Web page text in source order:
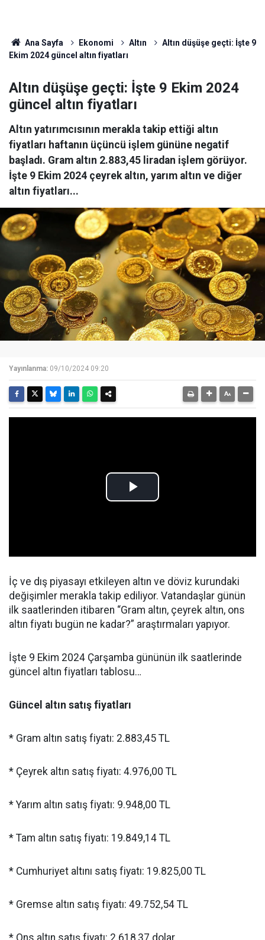
Ana Sayfa Ekonomi Altın
Altın düşüşe geçti: İşte 9
Ekim 2024 güncel altın fiyatları
Altın düşüşe geçti: İşte 9 Ekim 2024
güncel altın fiyatları
Altın yatırımcısının merakla takip ettiği altın
fiyatları haftanın üçüncü işlem gününe negatif
başladı. Gram altın 2.883,45 liradan işlem görüyor.
İşte 9 Ekim 2024 çeyrek altın, yarım altın ve diğer
altın fiyatları...
Yayınlanma: 09/10/2024 09:20
İç ve dış piyasayı etkileyen altın ve döviz kurundaki
değişimler merakla takip ediliyor. Vatandaşlar günün
ilk saatlerinden itibaren “Gram altın, çeyrek altın, ons
altın fiyatı bugün ne kadar?” araştırmaları yapıyor.
İşte 9 Ekim 2024 Çarşamba gününün ilk saatlerinde
güncel altın fiyatları tablosu…
Güncel altın satış fiyatları
* Gram altın satış fiyatı: 2.883,45 TL
* Çeyrek altın satış fiyatı: 4.976,00 TL
* Yarım altın satış fiyatı: 9.948,00 TL
* Tam altın satış fiyatı: 19.849,14 TL
* Cumhuriyet altını satış fiyatı: 19.825,00 TL
* Gremse altın satış fiyatı: 49.752,54 TL